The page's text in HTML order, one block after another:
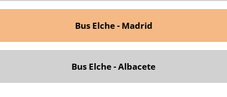
Bus Elche - Madrid
Bus Elche - Albacete